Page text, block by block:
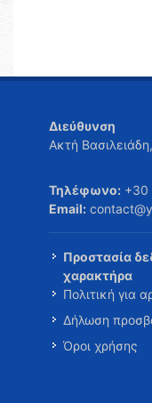
Διεύθυνση
Ακτή
Τηλέφωνο: +30
Email:
Προστασία
χαρακτήρα
Πολιτική για
Δήλωση
Όροι χρήσης